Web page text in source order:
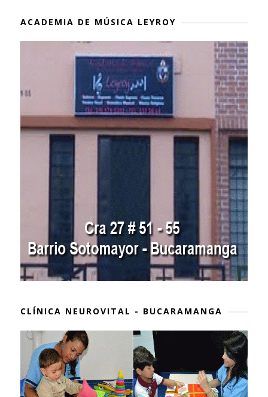
ACADEMIA DE MÚSICA LEYROY
CLÍNICA NEUROVITAL - BUCARAMANGA